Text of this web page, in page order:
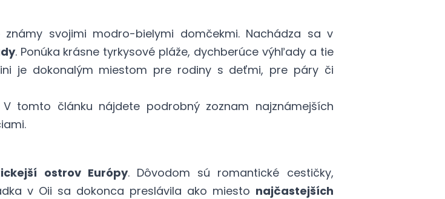
svojimi modro-bielymi domčekmi. Nachádza sa v
. Ponúka krásne tyrkysové pláže, dychberúce výhľady a tie
je dokonalým miestom pre rodiny s deťmi, pre páry či
tomto článku nájdete podrobný zoznam najznámejších
ostrov Európy. Dôvodom sú romantické cestičky,
v Oii sa dokonca preslávila ako miesto najčastejších